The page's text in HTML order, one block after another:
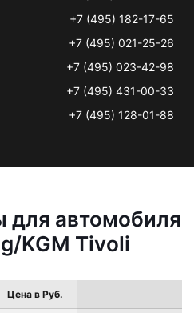
+7 (495) 182-17-65
+7 (495) 021-25-26
+7 (495) 023-42-98
+7 (495) 431-00-33
+7 (495) 128-01-88
для автомобиля
KGM Tivoli
Цена в Руб.